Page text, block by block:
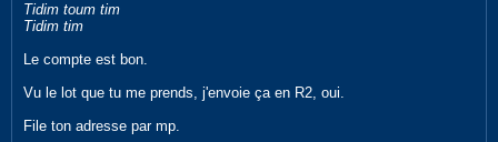
Tidim toum tim
Tidim tim
Le compte est bon.
Vu le lot que tu me prends, j'envoie ça en R2, oui.
File ton adresse par mp.